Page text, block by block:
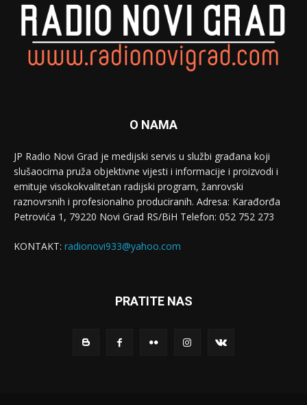
O NAMA
JP Radio Novi Grad je medijski servis u službi građana koji
slušaocima pruža objektivne vijesti i informacije i proizvodi i
emituje visokokvalitetan radijski program, žanrovski
raznovrsnih i profesionalno produciranih. Adresa: Кarađorđa
Petrovića 1, 79220 Novi Grad RS/BiH Telefon: 052 752 273
KONTAKT: radionovi933@yahoo.com
PRATITE NAS